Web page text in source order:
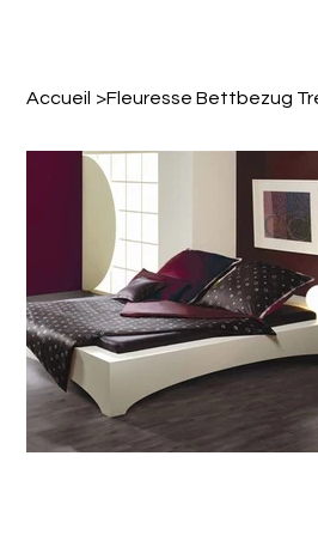
Accueil >Fleuresse Bettbezug